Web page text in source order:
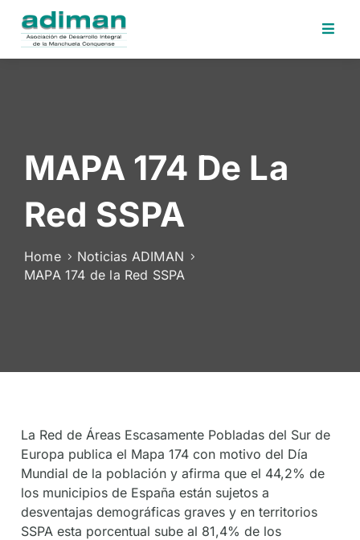
Desafios
Electrónica
Contratante
De
MAPA 174 De La
Red SSPA
Home
Noticias ADIMAN
MAPA 174 de la Red SSPA
La Red de Áreas Escasamente Pobladas del Sur de
Europa publica el Mapa 174 con motivo del Día
Mundial de la población y afirma que el 44,2% de
los municipios de España están sujetos a
desventajas demográficas graves y en territorios
SSPA esta porcentual sube al 81,4% de los